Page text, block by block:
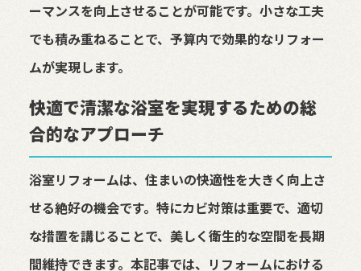
ーマンスを向上させることが可能です。小さな工夫
でも積み重ねることで、予算内で効果的なリフォー
ムが実現します。
快適で清潔な浴室を実現するための総
合的なアプローチ
浴室リフォームは、住まいの快適性を大きく向上さ
せる絶好の機会です。特にカビ対策は重要で、適切
な措置を講じることで、美しく衛生的な空間を長期
間維持できます。本記事では、リフォームにおける